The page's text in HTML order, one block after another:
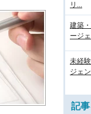
リ...
建築
ージ
未経
ジェ
記